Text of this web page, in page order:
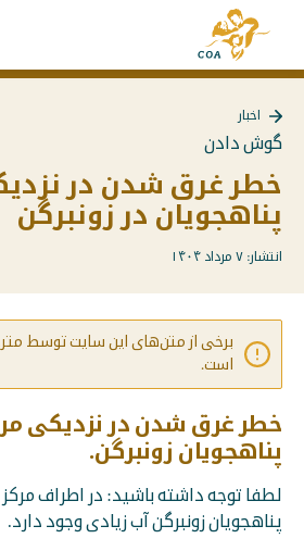
مستقیما
محتوا
صفحه
اصلی
اخبار
گوش دادن
خطر غرق شدن در
پناهجویان در زونبرگن
انتشار: ۷ مرداد ۱۴۰۴
برخی از متن‌های این سایت توسط
است.
خطر غرق شدن در نزدیکی
پناهجویان زونبرگن.
لطفا توجه داشته باشید: در اطراف مرکز
پناهجویان زونبرگن آب زیادی وجود دارد.